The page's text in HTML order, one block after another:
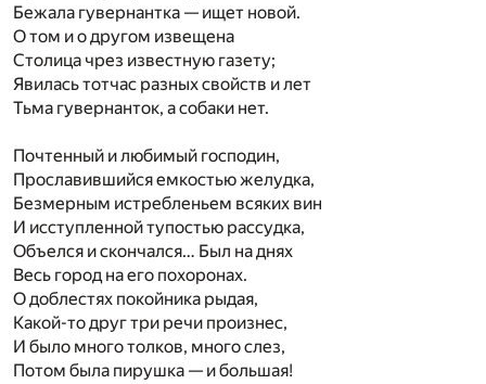
Бежала гувернантка — ищет новой.
О том и о другом извещена
Столица чрез известную газету;
Явилась тотчас разных свойств и лет
Тьма гувернанток, а собаки нет.
Почтенный и любимый господин,
Прославившийся емкостью желудка,
Безмерным истребленьем всяких вин
И исступленной тупостью рассудка,
Объелся и скончался… Был на днях
Весь город на его похоронах.
О доблестях покойника рыдая,
Какой-то друг три речи произнес,
И было много толков, много слез,
Потом была пирушка — и большая!